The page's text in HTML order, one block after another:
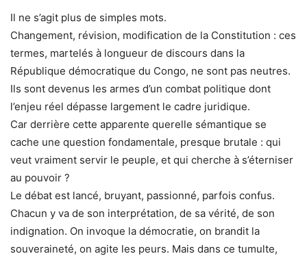
Il ne s’agit plus de simples mots.
Changement, révision, modification de la Constitution : ces
termes, martelés à longueur de discours dans la
République démocratique du Congo, ne sont pas neutres.
Ils sont devenus les armes d’un combat politique dont
l’enjeu réel dépasse largement le cadre juridique.
Car derrière cette apparente querelle sémantique se
cache une question fondamentale, presque brutale : qui
veut vraiment servir le peuple, et qui cherche à s’éterniser
au pouvoir ?
Le débat est lancé, bruyant, passionné, parfois confus.
Chacun y va de son interprétation, de sa vérité, de son
indignation. On invoque la démocratie, on brandit la
souveraineté, on agite les peurs. Mais dans ce tumulte,